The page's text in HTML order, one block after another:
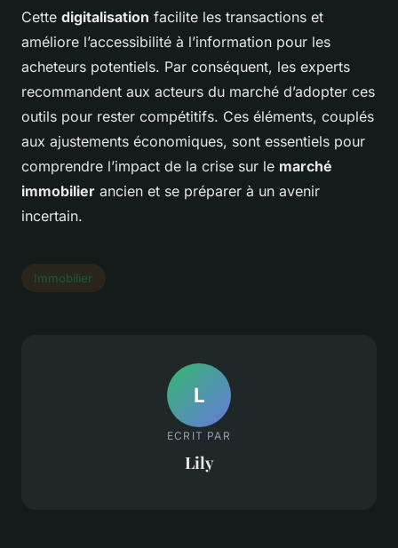
Cette digitalisation facilite les transactions et
améliore l’accessibilité à l’information pour les
acheteurs potentiels. Par conséquent, les experts
recommandent aux acteurs du marché d’adopter ces
outils pour rester compétitifs. Ces éléments, couplés
aux ajustements économiques, sont essentiels pour
comprendre l’impact de la crise sur le marché
immobilier ancien et se préparer à un avenir
incertain.
Immobilier
L
ECRIT PAR
Lily